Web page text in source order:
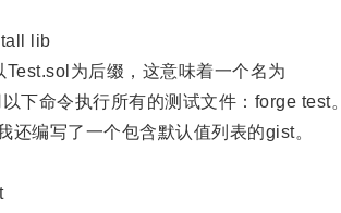
lib
为后缀，这意味着一个名为
下命令执行所有的测试文件：forge test。
编写了一个包含默认值列表的gist。